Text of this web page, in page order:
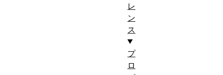
レ
ン
ス
プ
ロ